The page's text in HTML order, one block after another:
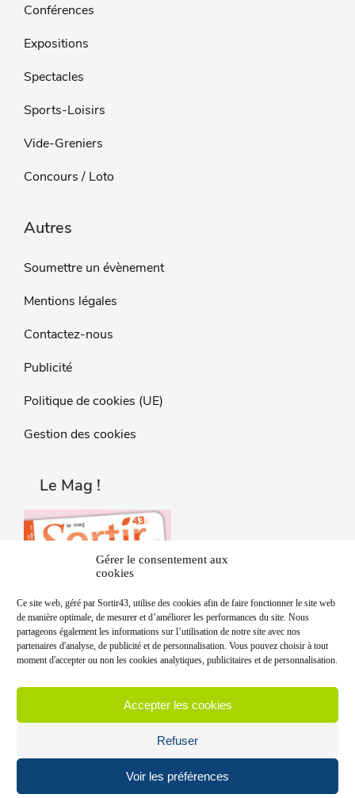
Gérer le consentement aux
cookies
Ce site web, géré par Sortir43, utilise des cookies afin de faire fonctionner le site web
de manière optimale, de mesurer et d’améliorer les performances du site. Nous
partageons également les informations sur l’utilisation de notre site avec nos
partenaires d'analyse, de publicité et de personnalisation. Vous pouvez choisir à tout
moment d'accepter ou non les cookies analytiques, publicitaires et de personnalisation.
Accepter les cookies
Refuser
Voir les préférences
Conférences
Expositions
Spectacles
Sports-Loisirs
Vide-Greniers
Concours / Loto
Autres
Soumettre un évènement
Mentions légales
Contactez-nous
Publicité
Politique de cookies (UE)
Gestion des cookies
Le Mag !